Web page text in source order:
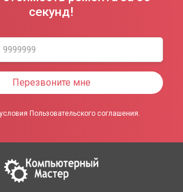
секунд!
Перезвоните мне
Пользовательского соглашения.